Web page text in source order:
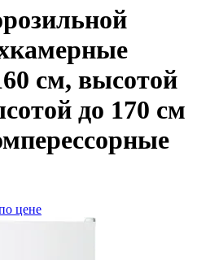
см, высотой
до 170 см
цене